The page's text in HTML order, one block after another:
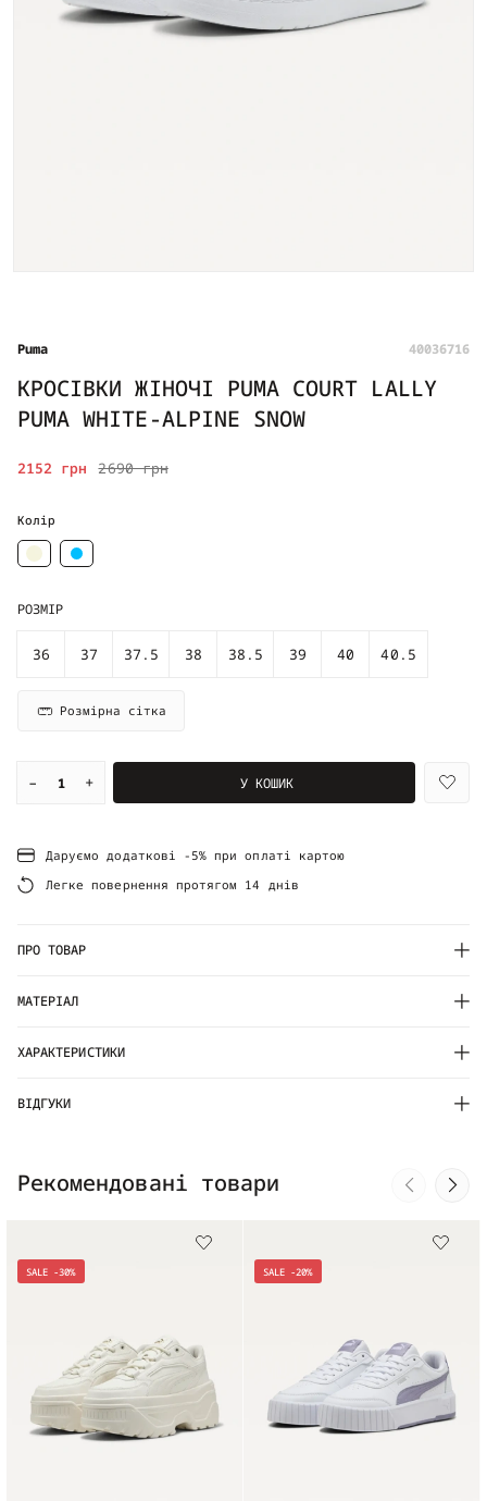
Puma 40036716
КРОСІВКИ ЖІНОЧІ PUMA COURT LALLY
PUMA WHITE-ALPINE SNOW
2690 грн
2152 грн
Колір
РОЗМІР
36 37 37.5 38 38.5 39 40 40.5
Розмірна сітка
– + У КОШИК
Даруємо додаткові -5% при оплаті картою
Легке повернення протягом 14 днів
ПРО ТОВАР
МАТЕРІАЛ
ХАРАКТЕРИСТИКИ
ВІДГУКИ
Рекомендовані товари
SALE -30% SALE -20%